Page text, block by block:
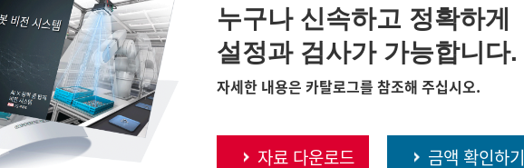
누구나 신속하고 정확하게
설정과 검사가 가능합니다.
자세한 내용은 카탈로그를 참조해 주십시오.
자료 다운로드 금액 확인하기